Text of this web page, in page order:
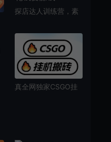
探店达人训练营，素
钱
真全网独家CSGO挂